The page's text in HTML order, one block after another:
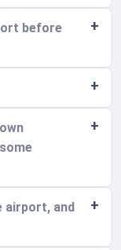
before
airport, and